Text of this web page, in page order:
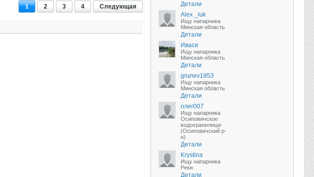
1 2 3 4 Следующая
Детали
Alex _luk
Ищу напарника
Минская область
Детали
Иваси
Ищу напарника
Минская область
Детали
grunev1953
Ищу напарника
Минская область
Детали
олег007
Ищу напарника
Осиповичское
водохранилище
(Осиповичский р-
н)
Детали
Krystina
Ищу напарника
Реки
Детали